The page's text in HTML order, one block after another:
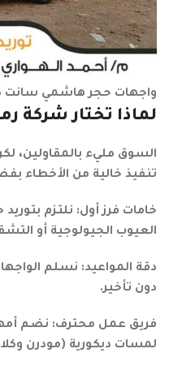
واجهات حجر هاشمي سانت
لماذا تختار شركة
السوق مليء بالمقاولين،
تنفيذ خالية من الأخطاء
خامات فرز أول: نلتزم
العيوب الجيولوجية أو
دقة المواعيد: نسلم
دون تأخير.
فريق عمل محترف: نضم أمهر
لمسات ديكورية (مودرن